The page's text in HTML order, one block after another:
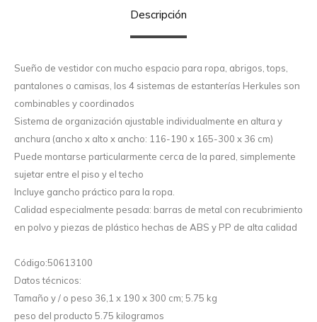
Descripción
Sueño de vestidor con mucho espacio para ropa, abrigos, tops,
pantalones o camisas, los 4 sistemas de estanterías Herkules son
combinables y coordinados
Sistema de organización ajustable individualmente en altura y
anchura (ancho x alto x ancho: 116-190 x 165-300 x 36 cm)
Puede montarse particularmente cerca de la pared, simplemente
sujetar entre el piso y el techo
Incluye gancho práctico para la ropa.
Calidad especialmente pesada: barras de metal con recubrimiento
en polvo y piezas de plástico hechas de ABS y PP de alta calidad
Código:50613100
Datos técnicos:
Tamaño y / o peso 36,1 x 190 x 300 cm; 5.75 kg
peso del producto 5.75 kilogramos